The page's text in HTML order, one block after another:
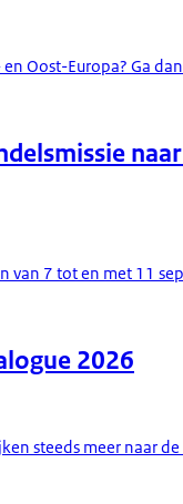
Oost-Europa? Ga
naar
van 7 tot en met 11
2026
steeds meer naar